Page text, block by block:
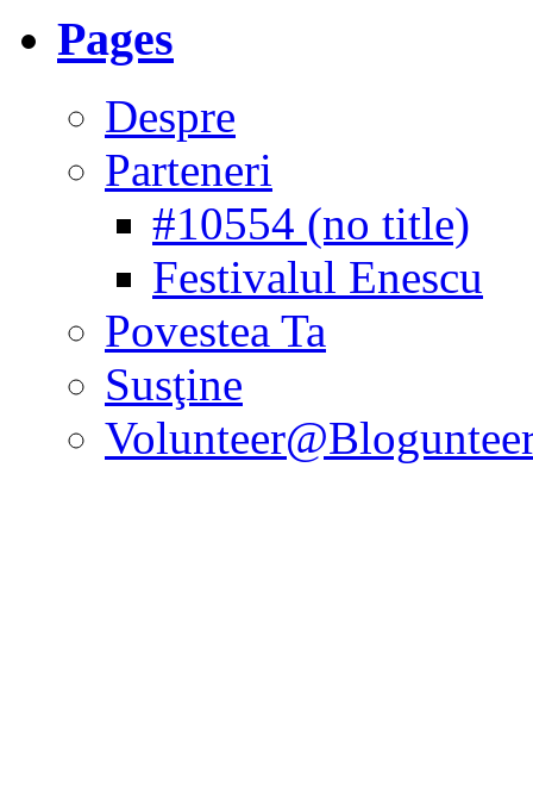
Pages
Despre
Parteneri
#10554 (no title)
Festivalul Enescu
Povestea Ta
Susţine